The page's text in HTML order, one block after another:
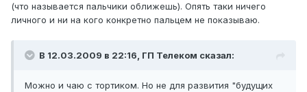
(что называется пальчики оближешь). Опять таки ничего
личного и ни на кого конкретно пальцем не показываю.
В 12.03.2009 в 22:16, ГП Телеком сказал:
Можно и чаю с тортиком. Но не для развития "будущих